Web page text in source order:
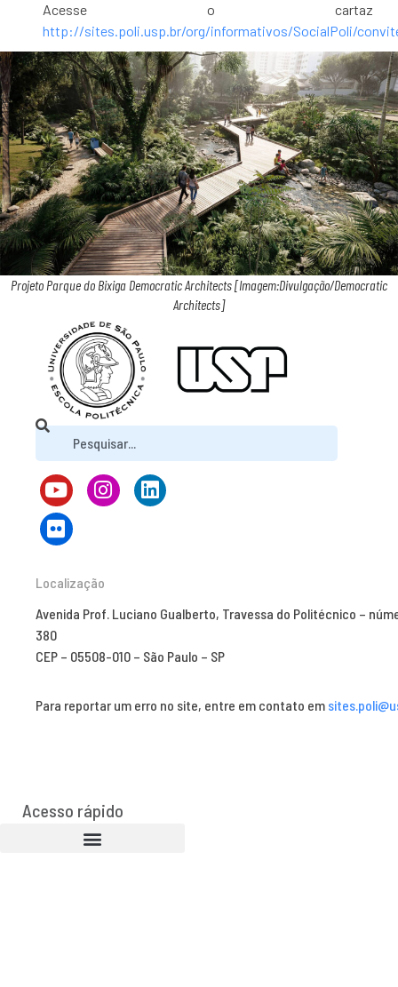
Acesse o cartaz
http://sites.poli.usp.br/org/informativos/SocialPoli/
Projeto Parque do Bixiga Democratic Architects [Imagem:Divulgação/Democratic
Architects]
Localização
Avenida Prof. Luciano Gualberto, Travessa do Politécnico –
380
CEP – 05508-010 – São Paulo – SP
Para reportar um erro no site, entre em contato em
Acesso rápido